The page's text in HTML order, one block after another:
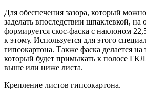
Для обеспечения зазора, который
заделать впоследствии шпаклевкой, на
формируется скос-фаска с наклоном
к этому. Используется для этого
гипсокартона. Также фаска делается
который будет примыкать к полосе
выше или ниже листа.
Крепление листов гипсокартона.